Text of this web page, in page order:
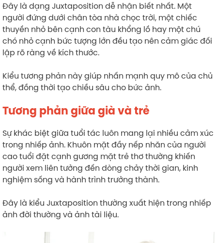
Đây là dạng Juxtaposition dễ nhận biết nhất. Một
người đứng dưới chân tòa nhà chọc trời, một chiếc
thuyền nhỏ bên cạnh con tàu khổng lồ hay một chú
chó nhỏ cạnh bức tượng lớn đều tạo nên cảm giác đối
lập rõ ràng về kích thước.
Kiểu tương phản này giúp nhấn mạnh quy mô của chủ
thể, đồng thời tạo chiều sâu cho bức ảnh.
Tương phản giữa già và trẻ
Sự khác biệt giữa tuổi tác luôn mang lại nhiều cảm xúc
trong nhiếp ảnh. Khuôn mặt đầy nếp nhăn của người
cao tuổi đặt cạnh gương mặt trẻ thơ thường khiến
người xem liên tưởng đến dòng chảy thời gian, kinh
nghiệm sống và hành trình trưởng thành.
Đây là kiểu Juxtaposition thường xuất hiện trong nhiếp
ảnh đời thường và ảnh tài liệu.